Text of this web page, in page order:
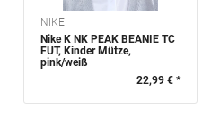
NIKE
Nike K NK PEAK BEANIE TC
FUT, Kinder Mütze,
pink/weiß
22,99 € *